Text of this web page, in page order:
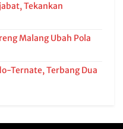
Tekankan
Malang Ubah Pola
Ternate, Terbang Dua